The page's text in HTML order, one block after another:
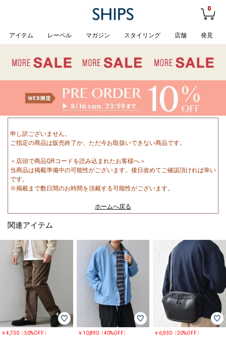
0
アイテム レーベル マガジン スタイリング 店舗 発見
申し訳ございません。
ご指定の商品は販売終了か、ただ今お取扱いできない商品です。
＜店頭で商品QRコードを読み込まれたお客様へ＞
当商品は掲載準備中の可能性がございます。後日改めてご確認頂ければ幸い
です。
※掲載まで数日間のお時間を頂戴する可能性がございます。
ホームへ戻る
関連アイテム
￥4,730〔50%OFF〕 ￥10,890〔40%OFF〕 ￥6,930〔30%OFF〕